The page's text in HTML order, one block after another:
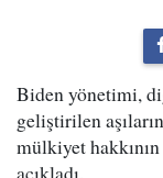
Biden yönetimi,
geliştirilen
mülkiyet
açıkladı.